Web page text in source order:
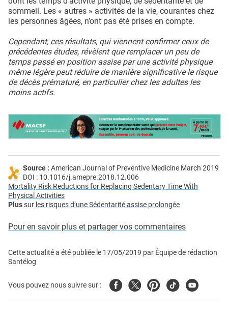
sommeil. Les « autres » activités de la vie, courantes chez
les personnes âgées, n’ont pas été prises en compte.
Cependant, ces résultats, qui viennent confirmer ceux de
précédentes études, révèlent que remplacer un peu de
temps passé en position assise par une activité physique
même légère peut réduire de manière significative le risque
de décès prématuré, en particulier chez les adultes les
moins actifs.
Source : American Journal of Preventive Medicine March 2019
DOI : 10.1016/j.amepre.2018.12.006
Mortality Risk Reductions for Replacing Sedentary Time With
Physical Activities
Plussur les risques d’une Sédentarité assise prolongée
Pour en savoir plus et partager vos commentaires
Cette actualité a été publiée le 17/05/2019 par Équipe de rédaction
Santélog
Vous pouvez nous suivre sur : FacebookTwitterPinterest
TiktokYoutube